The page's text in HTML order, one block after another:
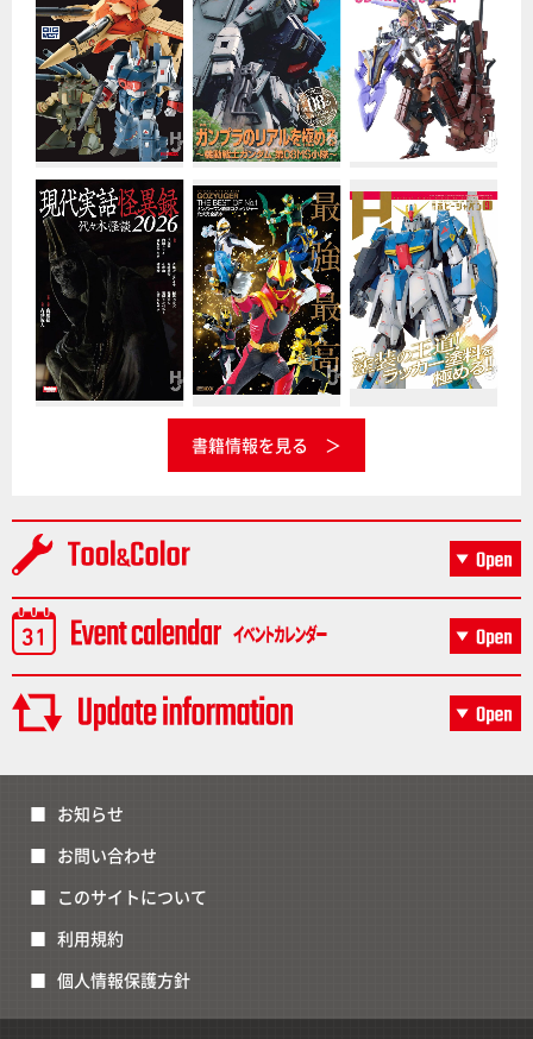
書籍情報を見る
お知らせ
お問い合わせ
このサイトについて
利用規約
個人情報保護方針